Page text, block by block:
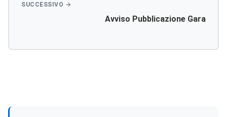
Avviso Pubblicazione Gara